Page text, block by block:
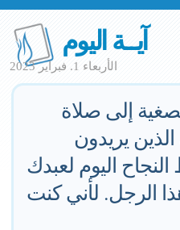
آيــة اليوم
الأربعاء 1. فبراير 2023
إلى صلاة
يريدون
اليوم لعبدك
الرجل. لأني كنت